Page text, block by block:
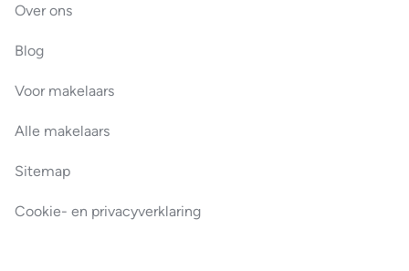
Over ons
Blog
Voor makelaars
Alle makelaars
Sitemap
Cookie- en privacyverklaring